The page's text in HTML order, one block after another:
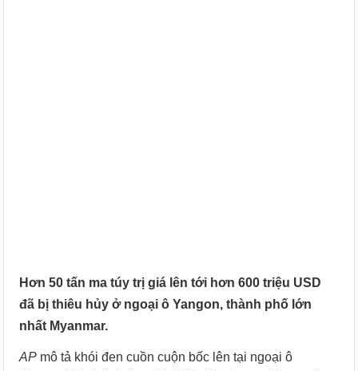
Hơn 50 tấn ma túy trị giá lên tới hơn 600 triệu USD
đã bị thiêu hủy ở ngoại ô Yangon, thành phố lớn
nhất Myanmar.
AP mô tả khói đen cuồn cuộn bốc lên tại ngoại ô